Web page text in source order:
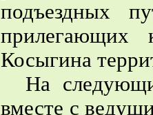
подъездных
Косыгина
На
вместе с